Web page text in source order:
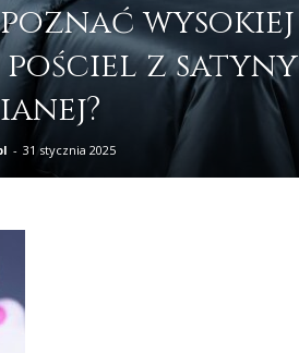
wysokiej
z satyny
- 31 stycznia 2025